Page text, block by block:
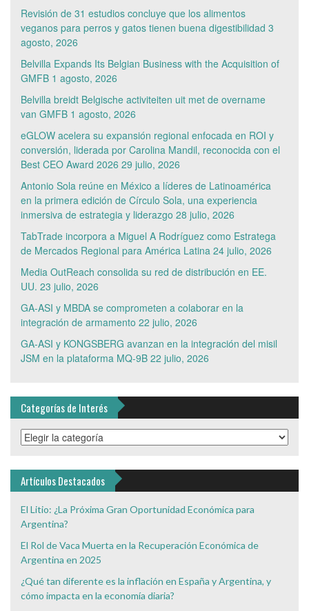
Revisión de 31 estudios concluye que los alimentos
veganos para perros y gatos tienen buena digestibilidad 3
agosto, 2026
Belvilla Expands Its Belgian Business with the Acquisition of
GMFB 1 agosto, 2026
Belvilla breidt Belgische activiteiten uit met de overname
van GMFB 1 agosto, 2026
eGLOW acelera su expansión regional enfocada en ROI y
conversión, liderada por Carolina Mandil, reconocida con el
Best CEO Award 2026 29 julio, 2026
Antonio Sola reúne en México a líderes de Latinoamérica
en la primera edición de Círculo Sola, una experiencia
inmersiva de estrategia y liderazgo 28 julio, 2026
TabTrade incorpora a Miguel A Rodríguez como Estratega
de Mercados Regional para América Latina 24 julio, 2026
Media OutReach consolida su red de distribución en EE.
UU. 23 julio, 2026
GA-ASI y MBDA se comprometen a colaborar en la
integración de armamento 22 julio, 2026
GA-ASI y KONGSBERG avanzan en la integración del misil
JSM en la plataforma MQ-9B 22 julio, 2026
Categorías de Interés
Categorías
de
Artículos Destacados
El Litio: ¿La Próxima Gran Oportunidad Económica para
Argentina?
El Rol de Vaca Muerta en la Recuperación Económica de
Argentina en 2025
¿Qué tan diferente es la inflación en España y Argentina, y
cómo impacta en la economía diaria?